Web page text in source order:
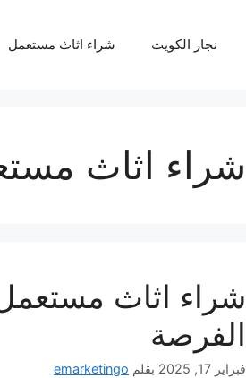
نجار الكويت شراء اثاث مستعمل
شراء اثاث
شراء اثاث
الفرصة
فبراير 17, 2025 بقلم emarketingo